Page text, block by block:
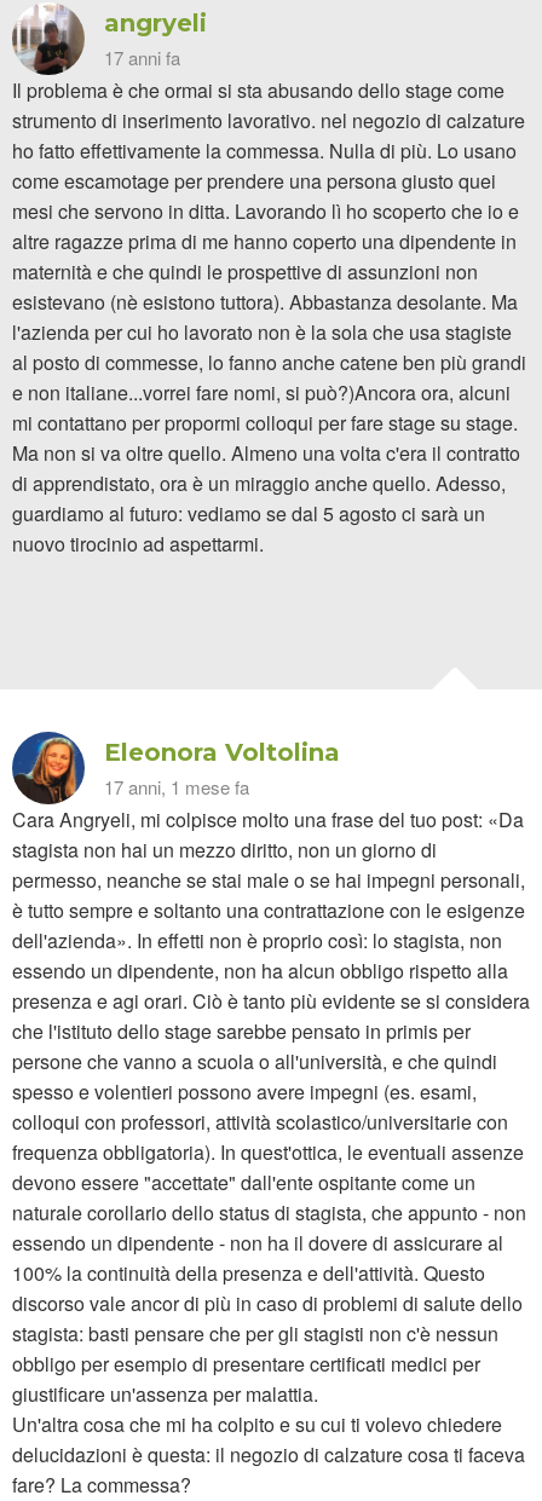
angryeli
17 anni fa
Il problema è che ormai si sta abusando dello stage come
strumento di inserimento lavorativo. nel negozio di calzature
ho fatto effettivamente la commessa. Nulla di più. Lo usano
come escamotage per prendere una persona giusto quei
mesi che servono in ditta. Lavorando lì ho scoperto che io e
altre ragazze prima di me hanno coperto una dipendente in
maternità e che quindi le prospettive di assunzioni non
esistevano (nè esistono tuttora). Abbastanza desolante. Ma
l'azienda per cui ho lavorato non è la sola che usa stagiste
al posto di commesse, lo fanno anche catene ben più grandi
e non italiane...vorrei fare nomi, si può?)Ancora ora, alcuni
mi contattano per propormi colloqui per fare stage su stage.
Ma non si va oltre quello. Almeno una volta c'era il contratto
di apprendistato, ora è un miraggio anche quello. Adesso,
guardiamo al futuro: vediamo se dal 5 agosto ci sarà un
nuovo tirocinio ad aspettarmi.
Eleonora Voltolina
17 anni, 1 mese fa
Cara Angryeli, mi colpisce molto una frase del tuo post: «Da
stagista non hai un mezzo diritto, non un giorno di
permesso, neanche se stai male o se hai impegni personali,
è tutto sempre e soltanto una contrattazione con le esigenze
dell'azienda». In effetti non è proprio così: lo stagista, non
essendo un dipendente, non ha alcun obbligo rispetto alla
presenza e agi orari. Ciò è tanto più evidente se si considera
che l'istituto dello stage sarebbe pensato in primis per
persone che vanno a scuola o all'università, e che quindi
spesso e volentieri possono avere impegni (es. esami,
colloqui con professori, attività scolastico/universitarie con
frequenza obbligatoria). In quest'ottica, le eventuali assenze
devono essere "accettate" dall'ente ospitante come un
naturale corollario dello status di stagista, che appunto - non
essendo un dipendente - non ha il dovere di assicurare al
100% la continuità della presenza e dell'attività. Questo
discorso vale ancor di più in caso di problemi di salute dello
stagista: basti pensare che per gli stagisti non c'è nessun
obbligo per esempio di presentare certificati medici per
giustificare un'assenza per malattia.
Un'altra cosa che mi ha colpito e su cui ti volevo chiedere
delucidazioni è questa: il negozio di calzature cosa ti faceva
fare? La commessa?